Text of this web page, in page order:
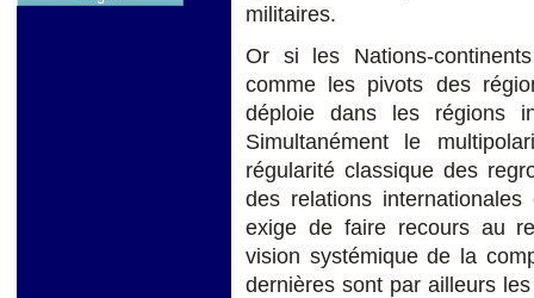
militaires.
Or si les Nations-
comme les pivots des
déploie dans les régions
Simultanément le
régularité classique des
des relations
exige de faire recours au
vision systémique de la
dernières sont par ailleurs